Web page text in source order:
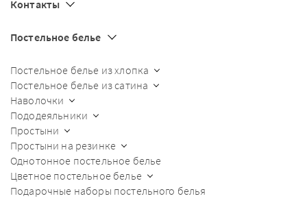
Контакты
Постельное белье
Постельное белье из хлопка
Постельное белье из сатина
Наволочки
Пододеяльники
Простыни
Простыни на резинке
Однотонное постельное белье
Цветное постельное белье
Подарочные наборы постельного белья